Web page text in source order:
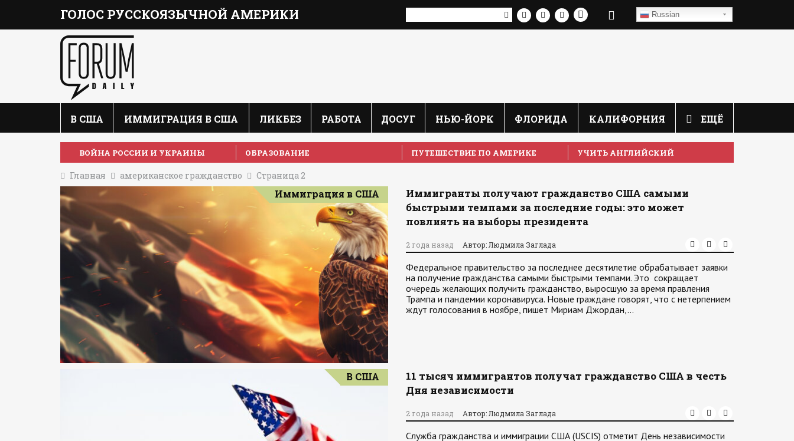
ГОЛОС РУССКОЯЗЫЧНОЙ АМЕРИКИ Russian
В США ИММИГРАЦИЯ В США ЛИКБЕЗ РАБОТА ДОСУГ НЬЮ-ЙОРК ФЛОРИДА КАЛИФОРНИЯ ЕЩЁ
ВОЙНА РОССИИ И УКРАИНЫ ОБРАЗОВАНИЕ ПУТЕШЕСТВИЕ ПО АМЕРИКЕ УЧИТЬ АНГЛИЙСКИЙ
Главная американское гражданство Страница 2
Иммиграция в США
Иммигранты получают гражданство США самыми
быстрыми темпами за последние годы: это может
повлиять на выборы президента
2 года назад Автор: Людмила Заглада
Федеральное правительство за последнее десятилетие обрабатывает заявки
на получение гражданства самыми быстрыми темпами. Это сокращает
очередь желающих получить гражданство, выросшую за время правления
Трампа и пандемии коронавируса. Новые граждане говорят, что с нетерпением
ждут голосования в ноябре, пишет Мириам Джордан,…
В США
11 тысяч иммигрантов получат гражданство США в честь
Дня независимости
2 года назад Автор: Людмила Заглада
Служба гражданства и иммиграции США (USCIS) отметит День независимости